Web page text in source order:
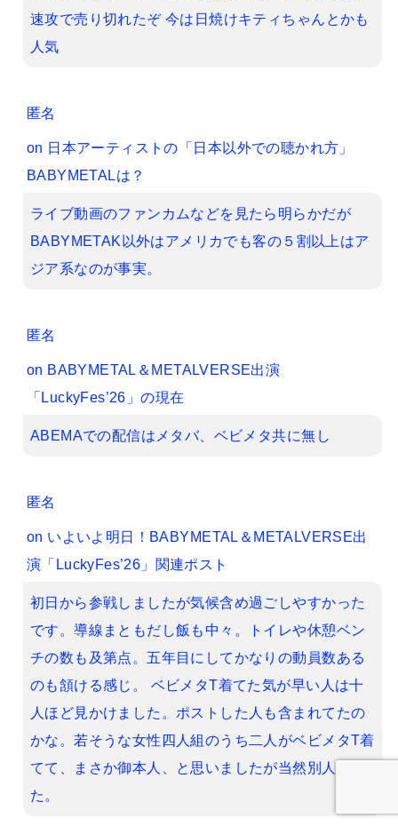
速攻で売り切れたぞ 今は日焼けキティちゃんとかも
人気
匿名
on 日本アーティストの「日本以外での聴かれ方」
BABYMETALは？
ライブ動画のファンカムなどを見たら明らかだが
BABYMETAK以外はアメリカでも客の５割以上はア
ジア系なのが事実。
匿名
on BABYMETAL＆METALVERSE出演
「LuckyFes’26」の現在
ABEMAでの配信はメタバ、ベビメタ共に無し
匿名
on いよいよ明日！BABYMETAL＆METALVERSE出
演「LuckyFes’26」関連ポスト
初日から参戦しましたが気候含め過ごしやすかった
です。導線まともだし飯も中々。トイレや休憩ベン
チの数も及第点。五年目にしてかなりの動員数ある
のも頷ける感じ。 ベビメタT着てた気が早い人は十
人ほど見かけました。ポストした人も含まれてたの
かな。若そうな女性四人組のうち二人がベビメタT着
てて、まさか御本人、と思いましたが当然別人でし
た。